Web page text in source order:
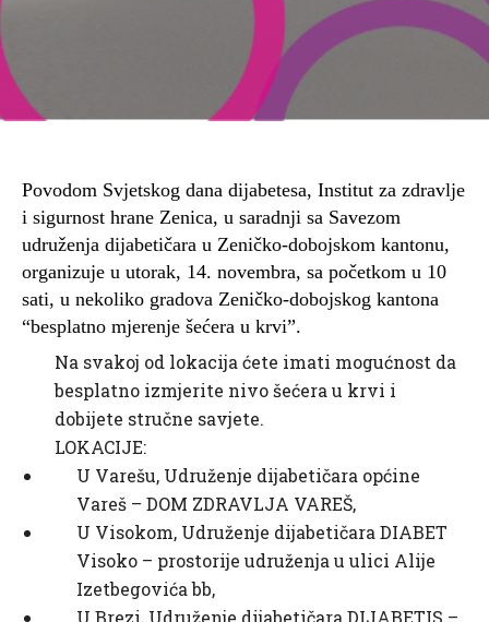
Povodom Svjetskog dana dijabetesa, Institut za zdravlje
i sigurnost hrane Zenica, u saradnji sa Savezom
udruženja dijabetičara u Zeničko-dobojskom kantonu,
organizuje u utorak, 14. novembra, sa početkom u 10
sati, u nekoliko gradova Zeničko-dobojskog kantona
“besplatno mjerenje šećera u krvi”.
Na svakoj od lokacija ćete imati mogućnost da
besplatno izmjerite nivo šećera u krvi i
dobijete stručne savjete.
LOKACIJE:
U Varešu, Udruženje dijabetičara općine
Vareš – DOM ZDRAVLJA VAREŠ,
U Visokom, Udruženje dijabetičara DIABET
Visoko – prostorije udruženja u ulici Alije
Izetbegovića bb,
U Brezi, Udruženje dijabetičara DIJABETIS –